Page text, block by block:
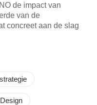
de impact van
van de
concreet aan de slag